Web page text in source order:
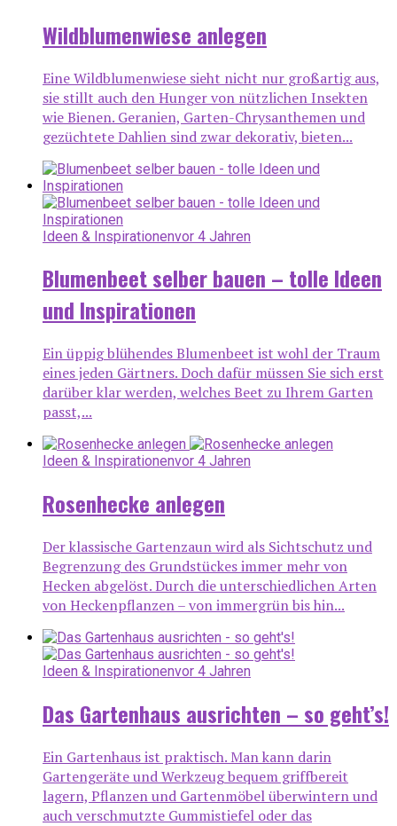
Wildblumenwiese anlegen
Eine Wildblumenwiese sieht nicht nur großartig aus,
sie stillt auch den Hunger von nützlichen Insekten
wie Bienen. Geranien, Garten-Chrysanthemen und
gezüchtete Dahlien sind zwar dekorativ, bieten...
Ideen & Inspirationenvor 4 Jahren
Blumenbeet selber bauen – tolle Ideen
und Inspirationen
Ein üppig blühendes Blumenbeet ist wohl der Traum
eines jeden Gärtners. Doch dafür müssen Sie sich erst
darüber klar werden, welches Beet zu Ihrem Garten
passt,...
Ideen & Inspirationenvor 4 Jahren
Rosenhecke anlegen
Der klassische Gartenzaun wird als Sichtschutz und
Begrenzung des Grundstückes immer mehr von
Hecken abgelöst. Durch die unterschiedlichen Arten
von Heckenpflanzen – von immergrün bis hin...
Ideen & Inspirationenvor 4 Jahren
Das Gartenhaus ausrichten – so geht’s!
Ein Gartenhaus ist praktisch. Man kann darin
Gartengeräte und Werkzeug bequem griffbereit
lagern, Pflanzen und Gartenmöbel überwintern und
auch verschmutzte Gummistiefel oder das